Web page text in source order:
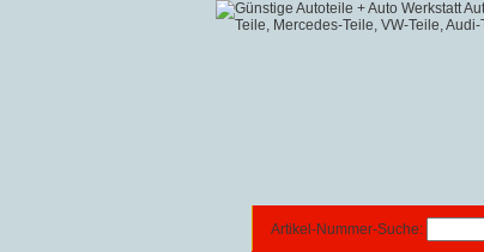
Artikel-Nummer-Suche: